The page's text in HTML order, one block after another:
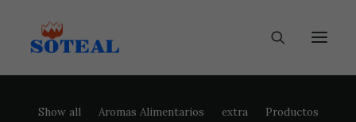
Show all Aromas Alimentarios extra
Productos